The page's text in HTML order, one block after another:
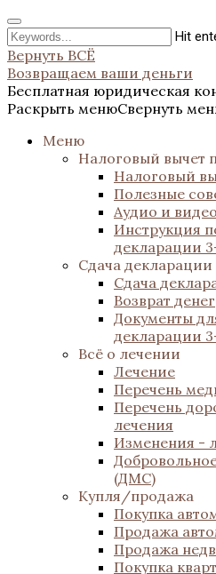
Hit
Вернуть ВСЁ
Возвращаем ваши деньги
Бесплатная юридическая
Раскрыть менюСвернуть
Меню
Налоговый вычет
Налоговый
Полезные
Аудио и
Инструкция
декларации
Сдача декларации
Сдача
Возврат денег
Документы
декларации
Всё о лечении
Лечение
Перечень
Перечень
лечения
Изменения -
(ДМС)
Купля/продажа
Покупка
Продажа
Продажа
Покупка